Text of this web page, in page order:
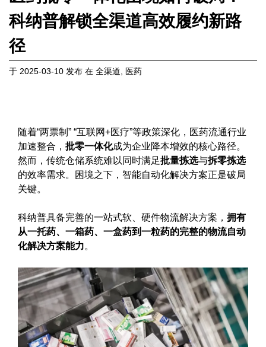
科纳普解锁全渠道高效履约新路
径
于 2025-03-10 发布 在 全渠道 医药
随着“两票制” “互联网+医疗”等政策深化，医药流通行业
加速整合， 批零一体化成为企业降本增效的核心路径。
然而，传统仓储系统难以同时满足批量拣选与拆零拣选
的效率需求。困境之下，智能自动化解决方案正是破局
关键。
科纳普具备完善的一站式软、硬件物流解决方案， 拥有
从一托药、一箱药、一盒药到一粒药的完整的物流自动
化解决方案能力。